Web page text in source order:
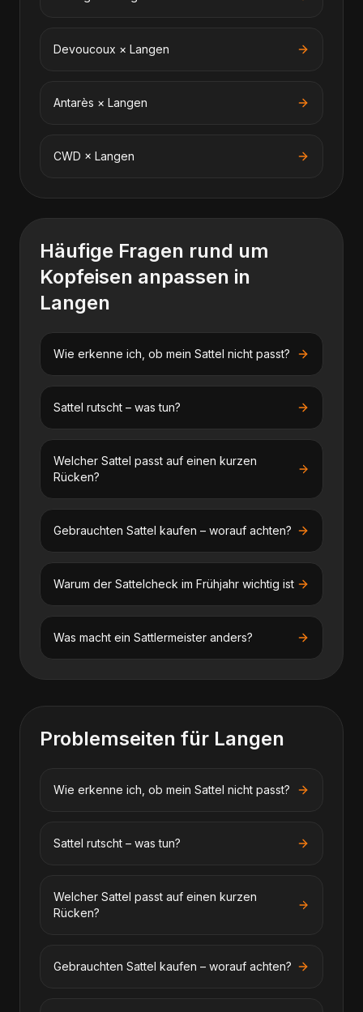
Devoucoux × Langen
Antarès × Langen
CWD × Langen
Häufige Fragen rund um
Kopfeisen anpassen in
Langen
Wie erkenne ich, ob mein Sattel nicht passt?
Sattel rutscht – was tun?
Welcher Sattel passt auf einen kurzen
Rücken?
Gebrauchten Sattel kaufen – worauf achten?
Warum der Sattelcheck im Frühjahr wichtig ist
Was macht ein Sattlermeister anders?
Problemseiten für Langen
Wie erkenne ich, ob mein Sattel nicht passt?
Sattel rutscht – was tun?
Welcher Sattel passt auf einen kurzen
Rücken?
Gebrauchten Sattel kaufen – worauf achten?